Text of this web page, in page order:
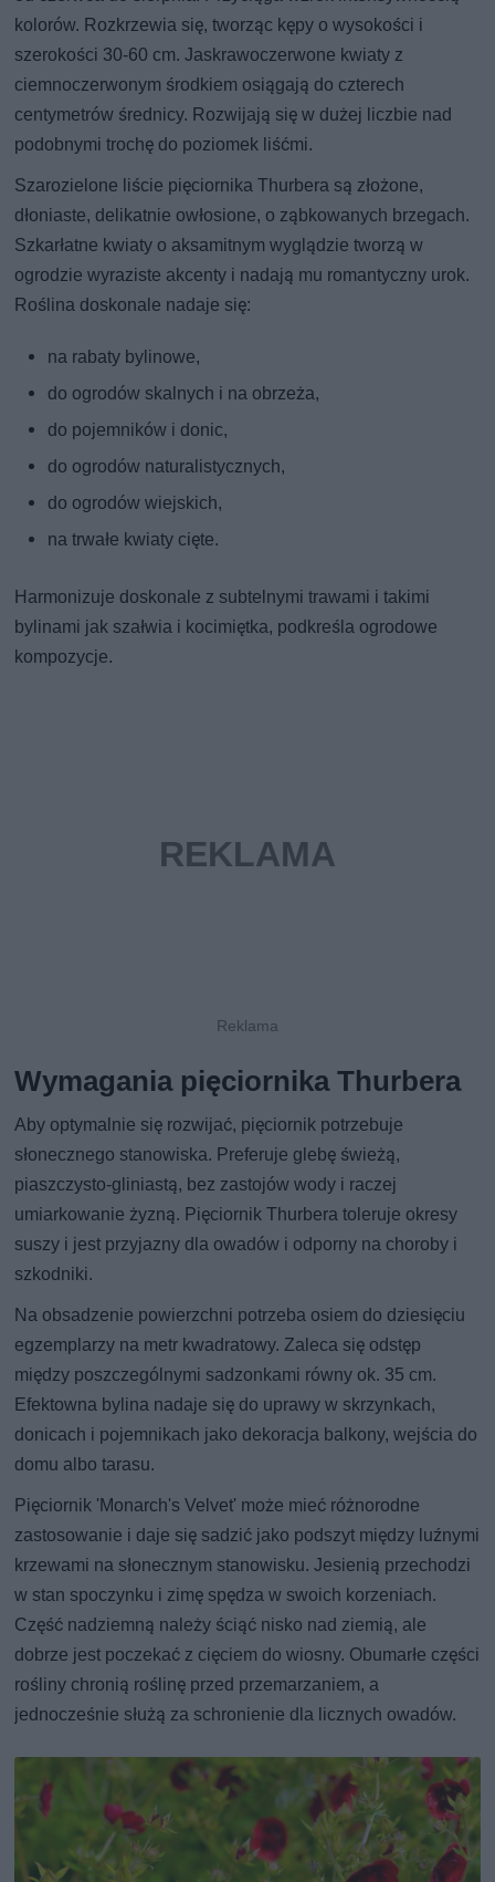
kolorów. Rozkrzewia się, tworząc kępy o wysokości i
szerokości 30-60 cm. Jaskrawoczerwone kwiaty z
ciemnoczerwonym środkiem osiągają do czterech
centymetrów średnicy. Rozwijają się w dużej liczbie nad
podobnymi trochę do poziomek liśćmi.
Szarozielone liście pięciornika Thurbera są złożone,
dłoniaste, delikatnie owłosione, o ząbkowanych brzegach.
Szkarłatne kwiaty o aksamitnym wyglądzie tworzą w
ogrodzie wyraziste akcenty i nadają mu romantyczny urok.
Roślina doskonale nadaje się:
na rabaty bylinowe,
do ogrodów skalnych i na obrzeża,
do pojemników i donic,
do ogrodów naturalistycznych,
do ogrodów wiejskich,
na trwałe kwiaty cięte.
Harmonizuje doskonale z subtelnymi trawami i takimi
bylinami jak szałwia i kocimiętka, podkreśla ogrodowe
kompozycje.
Wymagania pięciornika Thurbera
Aby optymalnie się rozwijać, pięciornik potrzebuje
słonecznego stanowiska. Preferuje glebę świeżą,
piaszczysto-gliniastą, bez zastojów wody i raczej
umiarkowanie żyzną. Pięciornik Thurbera toleruje okresy
suszy i jest przyjazny dla owadów i odporny na choroby i
szkodniki.
Na obsadzenie powierzchni potrzeba osiem do dziesięciu
egzemplarzy na metr kwadratowy. Zaleca się odstęp
między poszczególnymi sadzonkami równy ok. 35 cm.
Efektowna bylina nadaje się do uprawy w skrzynkach,
donicach i pojemnikach jako dekoracja balkony, wejścia do
domu albo tarasu.
Pięciornik 'Monarch's Velvet' może mieć różnorodne
zastosowanie i daje się sadzić jako podszyt między luźnymi
krzewami na słonecznym stanowisku. Jesienią przechodzi
w stan spoczynku i zimę spędza w swoich korzeniach.
Część nadziemną należy ściąć nisko nad ziemią, ale
dobrze jest poczekać z cięciem do wiosny. Obumarłe części
rośliny chronią roślinę przed przemarzaniem, a
jednocześnie służą za schronienie dla licznych owadów.